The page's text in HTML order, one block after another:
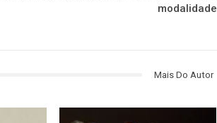
modalidade
Mais Do Autor